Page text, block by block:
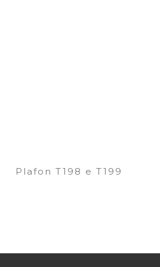
Plafon T198 e T199